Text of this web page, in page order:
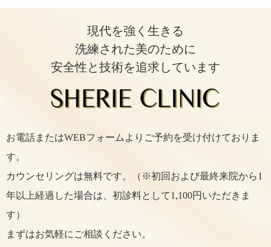
現代を強く生きる
洗練された美のために
安全性と技術を追求しています
お電話またはWEBフォームよりご予約を受け付けておりま
す。
カウンセリングは無料です。（※初回および最終来院から1
年以上経過した場合は、初診料として1,100円いただきま
す）
まずはお気軽にご相談ください。